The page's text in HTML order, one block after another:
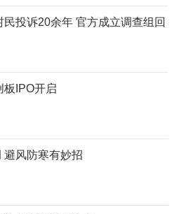
投诉20余年 官方成立调查组回
板IPO开启
避风防寒有妙招